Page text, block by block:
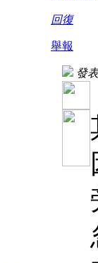
回復
舉報
發